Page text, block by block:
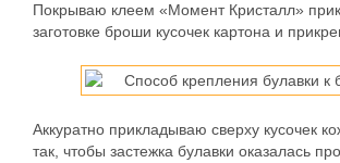
Покрываю клеем «Момент Кристалл»
заготовке броши кусочек картона и
Аккуратно прикладываю сверху кусочек
так, чтобы застежка булавки оказалась